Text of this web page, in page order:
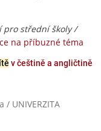
pro střední školy /
na příbuzné téma
v češtině a angličtině
/ UNIVERZITA